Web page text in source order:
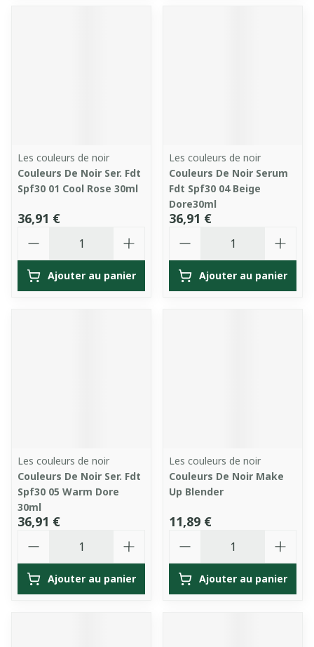
Les couleurs de noir
Couleurs De Noir Ser. Fdt
Spf30 01 Cool Rose 30ml
36,91 €
Ajouter au panier
Les couleurs de noir
Couleurs De Noir Serum
Fdt Spf30 04 Beige
Dore30ml
36,91 €
Ajouter au panier
Les couleurs de noir
Couleurs De Noir Ser. Fdt
Spf30 05 Warm Dore
30ml
36,91 €
Ajouter au panier
Les couleurs de noir
Couleurs De Noir Make
Up Blender
11,89 €
Ajouter au panier